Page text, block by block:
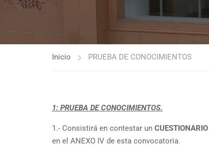
Inicio PRUEBA DE CONOCIMIENTOS
1: PRUEBA DE CONOCIMIENTOS.
1.- Consistirá en contestar un
en el ANEXO IV de esta convocatoria.